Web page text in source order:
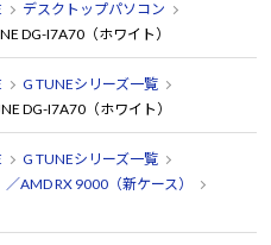
デスクトップパソコン
DG-I7A70（ホワイト）
G TUNEシリーズ一覧
DG-I7A70（ホワイト）
G TUNEシリーズ一覧
AMD RX 9000（新ケース）